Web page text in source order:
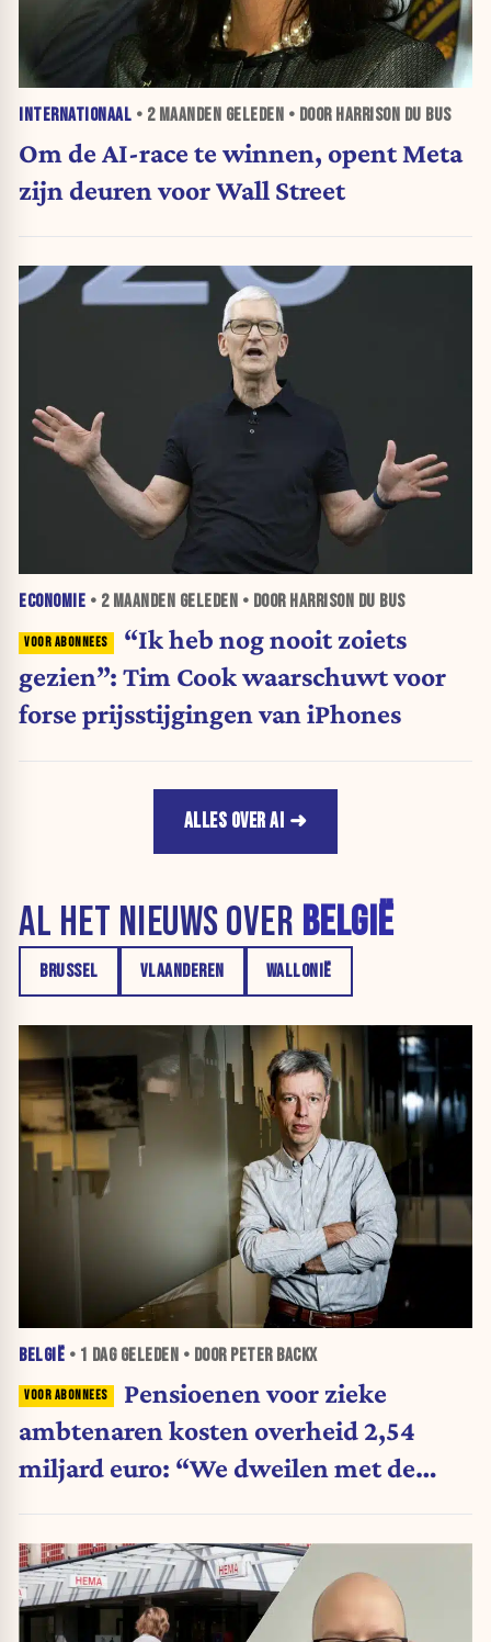
INTERNATIONAAL • 2 MAANDEN GELEDEN • DOOR HARRISON DU BUS
Om de AI-race te winnen, opent Meta
zijn deuren voor Wall Street
ECONOMIE • 2 MAANDEN GELEDEN • DOOR HARRISON DU BUS
“Ik heb nog nooit zoiets
gezien”: Tim Cook waarschuwt voor
forse prijsstijgingen van iPhones
ALLES OVER AI
AL HET NIEUWS OVER BELGIË
BRUSSEL VLAANDEREN WALLONIË
BELGIË • 1 DAGGELEDEN • DOOR PETER BACKX
Pensioenen voor zieke
ambtenaren kosten overheid 2,54
miljard euro: “We dweilen met de